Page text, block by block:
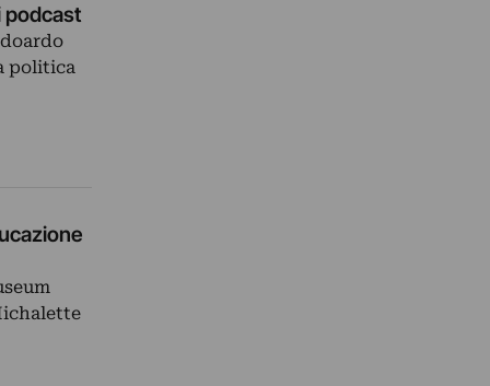
podcast
politica